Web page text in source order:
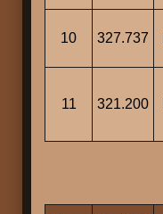
10 327.737
11 321.200